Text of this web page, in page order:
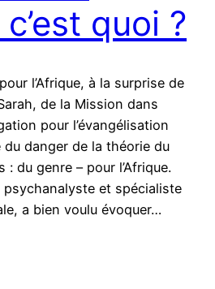
quoi ?
l’Afrique, à la surprise de
de la Mission dans
pour l’évangélisation
danger de la théorie du
du genre – pour l’Afrique.
psychanalyste et spécialiste
a bien voulu évoquer…